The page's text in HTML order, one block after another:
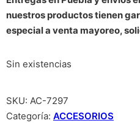
nuestros productos tienen
especial a venta mayoreo,
Sin existencias
SKU: AC-7297
Categoría: ACCESORIOS